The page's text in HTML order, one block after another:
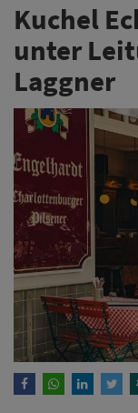
Kuchel
unter
Laggner